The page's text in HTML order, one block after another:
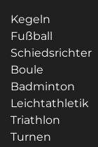
Kegeln
Fußball
Schiedsrichter
Boule
Badminton
Leichtathletik
Triathlon
Turnen